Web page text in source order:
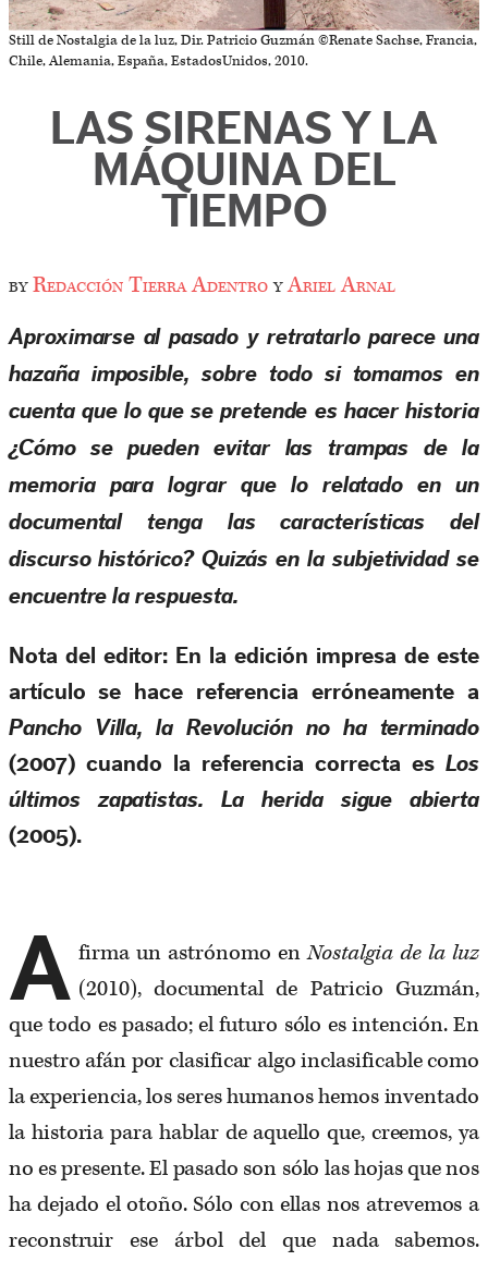
Still de Nostalgia de la luz, Dir. Patricio Guzmán ©Renate Sachse, Francia,
Chile, Alemania, España, EstadosUnidos, 2010.
LAS SIRENAS Y LA
MÁQUINA DEL
TIEMPO
byRedacción Tierra AdentroyAriel Arnal
Aproximarse al pasado y retratarlo parece una
hazaña imposible, sobre todo si tomamos en
cuenta que lo que se pretende es hacer historia
¿Cómo se pueden evitar las trampas de la
memoria para lograr que lo relatado en un
documental tenga las características del
discurso histórico? Quizás en la subjetividad se
encuentre la respuesta.
Nota del editor: En la edición impresa de este
artículo se hace referencia erróneamente a
Pancho Villa, la Revolución no ha terminado
(2007) cuando la referencia correcta esLos
últimos zapatistas. La herida sigue abierta
(2005).
A firma un astrónomo enNostalgia de la luz
(2010), documental de Patricio Guzmán,
que todo es pasado; el futuro sólo es intención. En
nuestro afán por clasificar algo inclasificable como
la experiencia, los seres humanos hemos inventado
la historia para hablar de aquello que, creemos, ya
no es presente. El pasado son sólo las hojas que nos
ha dejado el otoño. Sólo con ellas nos atrevemos a
reconstruir ese árbol del que nada sabemos.